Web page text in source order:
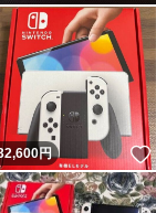
いね！
円